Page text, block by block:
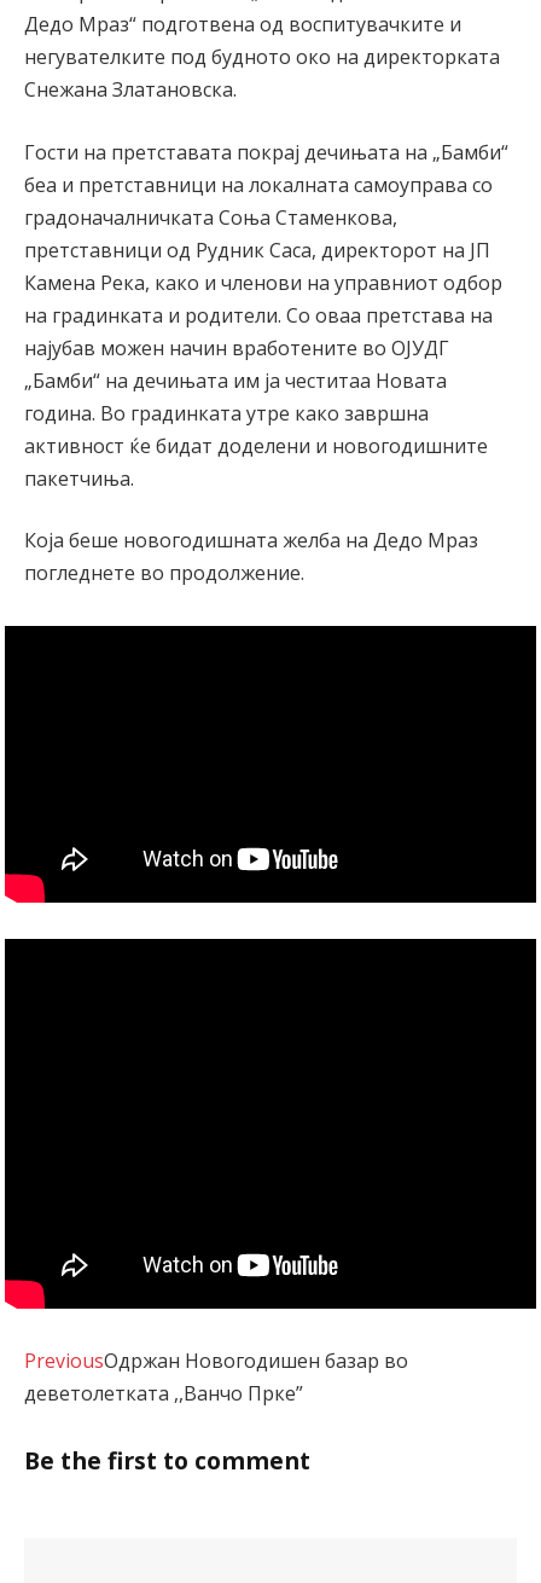
Дедо Мраз“ подготвена од воспитувачките и
негувателките под будното око на директорката
Снежана Златановска.
Гости на претставата покрај дечињата на „Бамби“
беа и претставници на локалната самоуправа со
градоначалничката Соња Стаменкова,
претставници од Рудник Саса, директорот на ЈП
Камена Река, како и членови на управниот одбор
на градинката и родители. Со оваа претстава на
најубав можен начин вработените во ОЈУДГ
„Бамби“ на дечињата им ја честитаа Новата
година. Во градинката утре како завршна
активност ќе бидат доделени и новогодишните
пакетчиња.
Која беше новогодишната желба на Дедо Мраз
погледнете во продолжение.
PreviousОдржан Новогодишен базар во
деветолетката ,,Ванчо Прке”
Be the first to comment